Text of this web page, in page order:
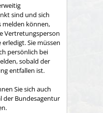
sind und sich
melden können,
Vertretungsperson
Sie müssen
persönlich bei
sobald der
entfallen ist.
Sie sich auch
der Bundesagentur